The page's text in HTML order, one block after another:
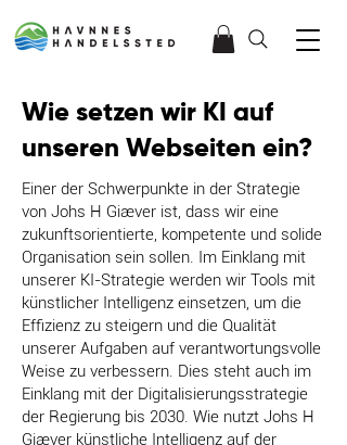
Wie setzen wir KI auf
unseren Webseiten ein?
Einer der Schwerpunkte in der Strategie
von Johs H Giæver ist, dass wir eine
zukunftsorientierte, kompetente und solide
Organisation sein sollen. Im Einklang mit
unserer KI-Strategie werden wir Tools mit
künstlicher Intelligenz einsetzen, um die
Effizienz zu steigern und die Qualität
unserer Aufgaben auf verantwortungsvolle
Weise zu verbessern. Dies steht auch im
Einklang mit der Digitalisierungsstrategie
der Regierung bis 2030. Wie nutzt Johs H
Giæver künstliche Intelligenz auf der